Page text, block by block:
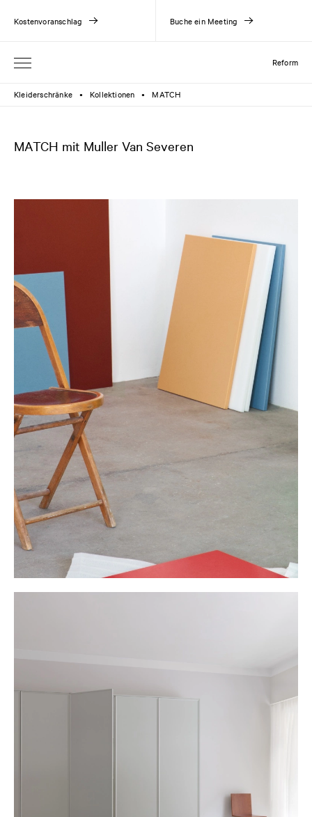
Reform
Kostenvoranschlag Buche ein Meeting
Kleiderschränke ● Kollektionen ● MATCH
MATCH mit Muller Van Severen